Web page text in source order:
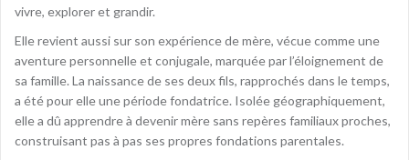
vivre, explorer et grandir.
Elle revient aussi sur son expérience de mère, vécue comme une
aventure personnelle et conjugale, marquée par l’éloignement de
sa famille. La naissance de ses deux fils, rapprochés dans le temps,
a été pour elle une période fondatrice. Isolée géographiquement,
elle a dû apprendre à devenir mère sans repères familiaux proches,
construisant pas à pas ses propres fondations parentales.